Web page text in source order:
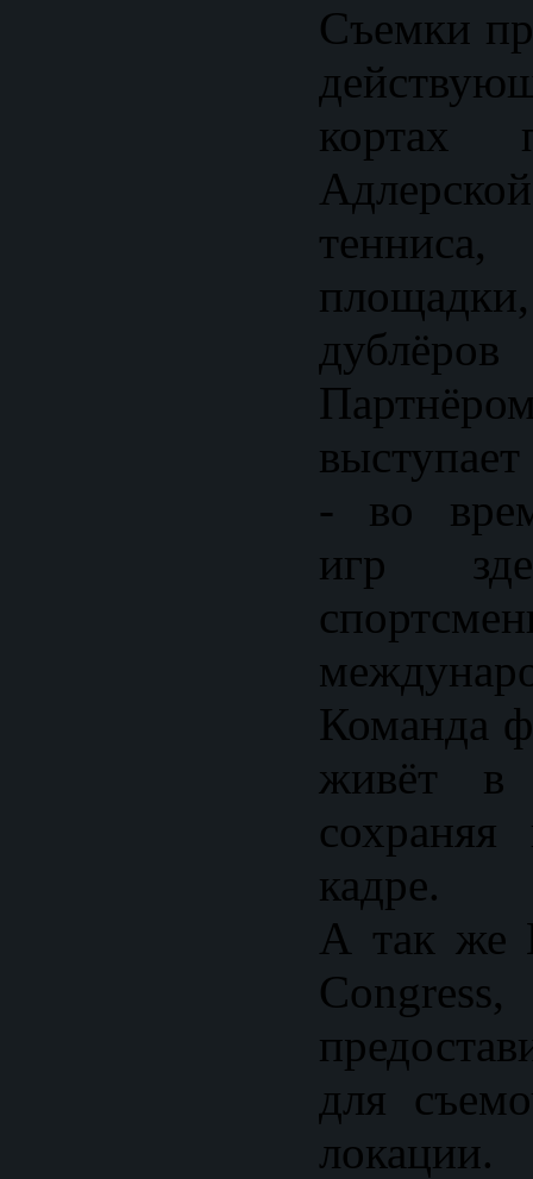
Съемки
кортах
тенниса,
- во
игр
Команда
живёт в
кадре.
А так же
для
локации.